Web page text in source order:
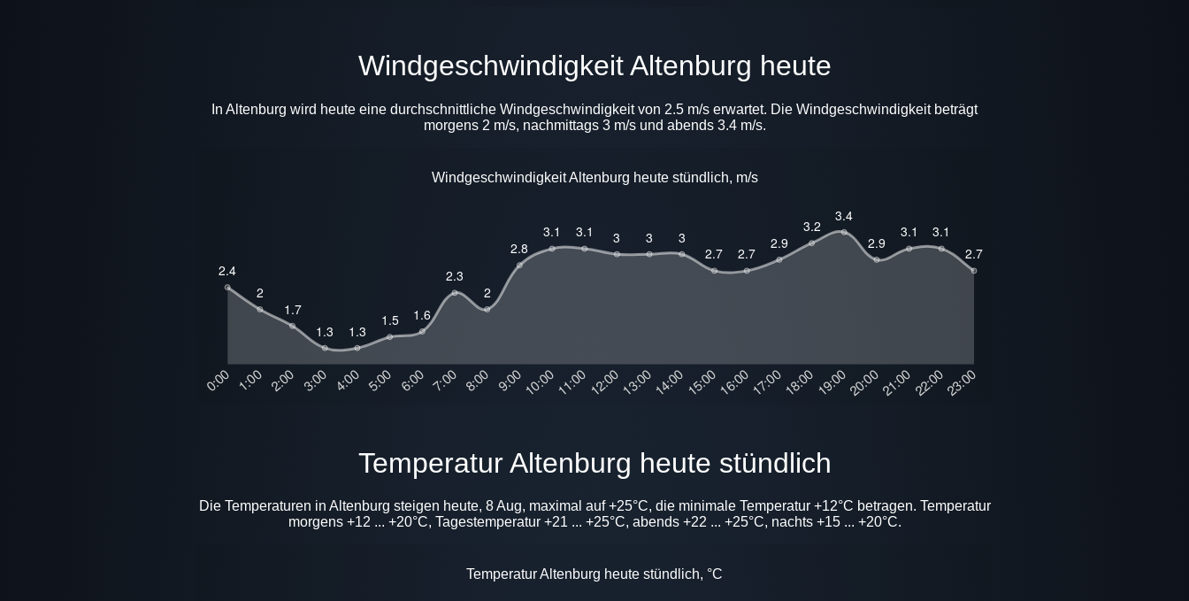
Windgeschwindigkeit Altenburg heute
In Altenburg wird heute eine durchschnittliche Windgeschwindigkeit von 2.5 m/s erwartet. Die Windgeschwindigkeit beträgt
morgens 2 m/s, nachmittags 3 m/s und abends 3.4 m/s.
Windgeschwindigkeit Altenburg heute stündlich, m/s
Temperatur Altenburg heute stündlich
Die Temperaturen in Altenburg steigen heute, 8 Aug, maximal auf +25°C, die minimale Temperatur +12°C betragen. Temperatur
morgens +12 ... +20°C, Tagestemperatur +21 ... +25°C, abends +22 ... +25°C, nachts +15 ... +20°C.
Temperatur Altenburg heute stündlich, °C